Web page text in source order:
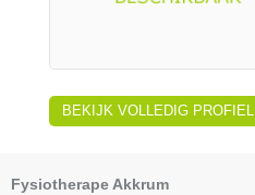
BEKIJK VOLLEDIG PROFIEL
Fysiotherape Akkrum